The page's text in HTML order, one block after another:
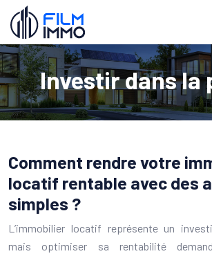
Investir dans la
Comment rendre votre
locatif rentable avec des
simples ?
L’immobilier locatif représente un
mais optimiser sa rentabilité